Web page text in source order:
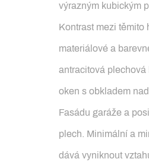
výrazným kubickým
Kontrast mezi těmito
materiálové a
antracitová plechová
oken s obkladem
Fasádu garáže a
plech. Minimální a
dává vyniknout